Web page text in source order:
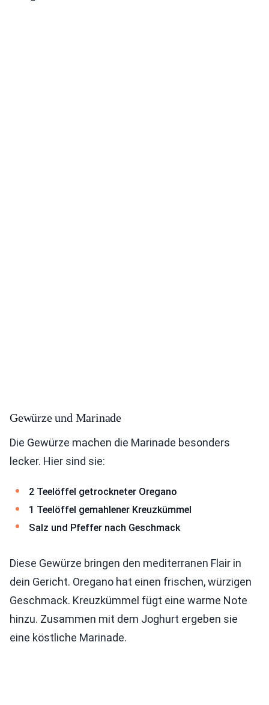
Gewürze und Marinade
Die Gewürze machen die Marinade besonders
lecker. Hier sind sie:
2 Teelöffel getrockneter Oregano
1 Teelöffel gemahlener Kreuzkümmel
Salz und Pfeffer nach Geschmack
Diese Gewürze bringen den mediterranen Flair in
dein Gericht. Oregano hat einen frischen, würzigen
Geschmack. Kreuzkümmel fügt eine warme Note
hinzu. Zusammen mit dem Joghurt ergeben sie
eine köstliche Marinade.